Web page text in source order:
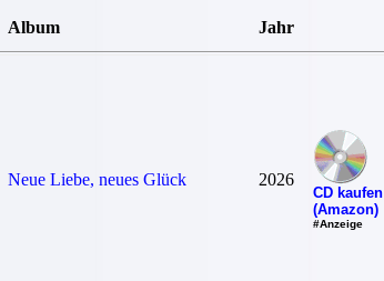
Album Jahr
Neue Liebe, neues Glück 2026
CD kaufen
(Amazon)
#Anzeige